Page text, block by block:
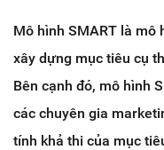
Mô hình SMART là mô
xây dựng mục tiêu cụ
Bên cạnh đó, mô hình
các chuyên gia
tính khả thi của mục